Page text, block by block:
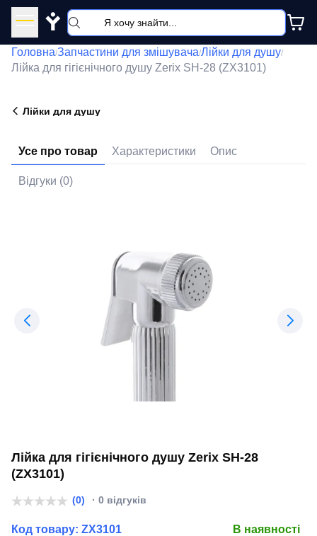
Y
Головна/Запчастини для змішувача/Лійки для душу/
Лійка для гігієнічного душу Zerix SH-28 (ZX3101)
Лійки для душу
Усе про товар Характеристики Опис
Відгуки (0)
Лійка для гігієнічного душу Zerix SH-28
(ZX3101)
(0) · 0 відгуків
Код товару: ZX3101 В наявності